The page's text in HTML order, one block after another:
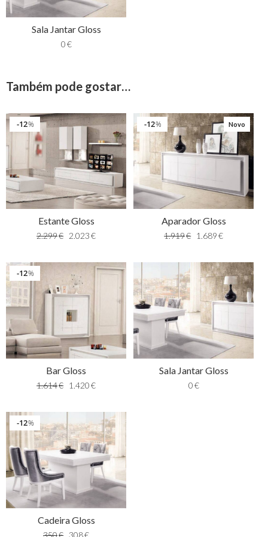
Sala Jantar Gloss
0€
Também pode gostar…
%
12
Estante Gloss
2.299€ 2.023€
%
12 Novo
Aparador Gloss
1.919€ 1.689€
%
12
Bar Gloss
1.614€ 1.420€
Sala Jantar Gloss
0€
%
12
Cadeira Gloss